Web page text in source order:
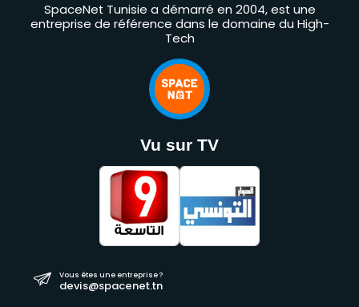
SpaceNet Tunisie a démarré en 2004, est une
entreprise de référence dans le domaine du High-
Tech
Vu sur TV
Vous êtes une entreprise ?
devis@spacenet.tn